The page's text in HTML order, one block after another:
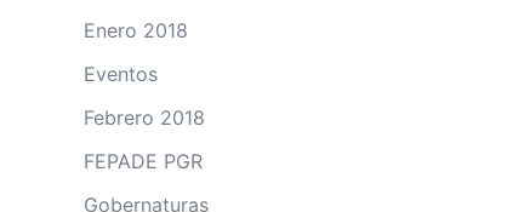
Enero 2018
Eventos
Febrero 2018
FEPADE PGR
Gobernaturas